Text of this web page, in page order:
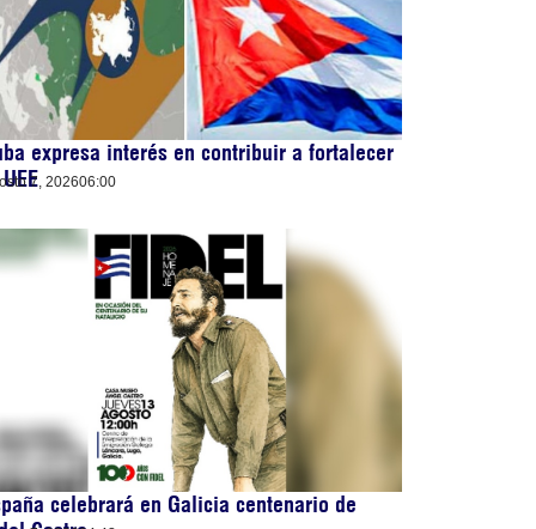
expresa interés en contribuir a fortalecer
7, 202606:00
celebrará en Galicia centenario de